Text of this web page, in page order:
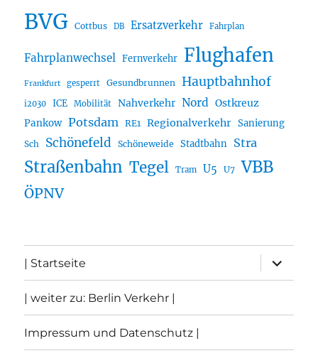
BVG Cottbus DB Ersatzverkehr Fahrplan
Fahrplanwechsel Fernverkehr Flughafen
Frankfurt gesperrt Gesundbrunnen Hauptbahnhof
i2030 ICE Mobilität Nahverkehr Nord Ostkreuz
Pankow Potsdam RE1 Regionalverkehr Sanierung
Sch Schönefeld Schöneweide Stadtbahn Stra
Straßenbahn Tegel Tram U5 U7 VBB
ÖPNV
| Startseite
öffnen
| weiter zu: Berlin Verkehr |
Impressum und Datenschutz |